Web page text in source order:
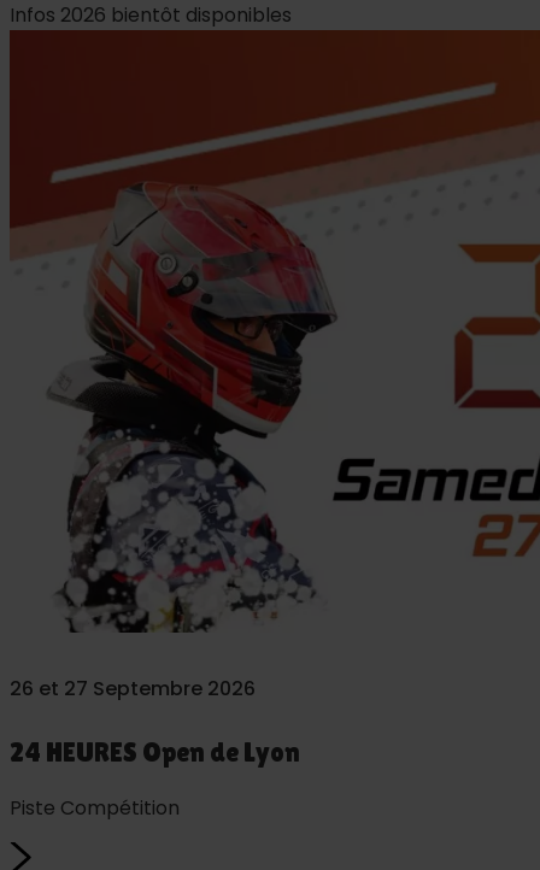
Infos 2026 bientôt disponibles
26 et 27 Septembre 2026
24 HEURES Open de Lyon
Piste Compétition